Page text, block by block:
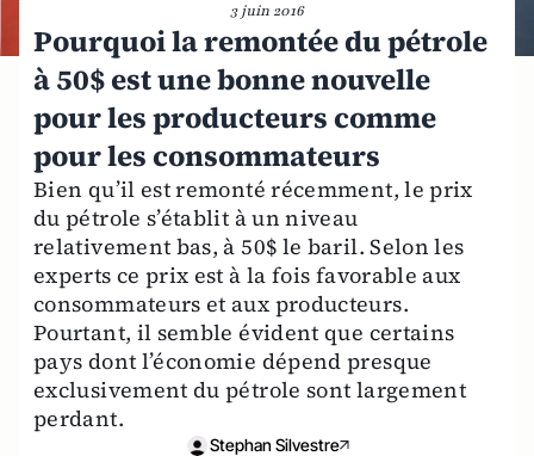
3 juin 2016
Pourquoi la remontée du pétrole
à 50$ est une bonne nouvelle
pour les producteurs comme
pour les consommateurs
Bien qu’il est remonté récemment, le prix
du pétrole s’établit à un niveau
relativement bas, à 50$ le baril. Selon les
experts ce prix est à la fois favorable aux
consommateurs et aux producteurs.
Pourtant, il semble évident que certains
pays dont l’économie dépend presque
exclusivement du pétrole sont largement
perdant.
Stephan Silvestre